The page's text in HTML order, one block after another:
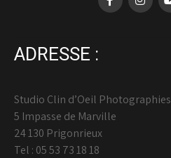
ADRESSE :
Studio Clin d’Oeil Photographies
5 Impasse de Marville
24 130 Prigonrieux
Tel : 05 53 73 18 18